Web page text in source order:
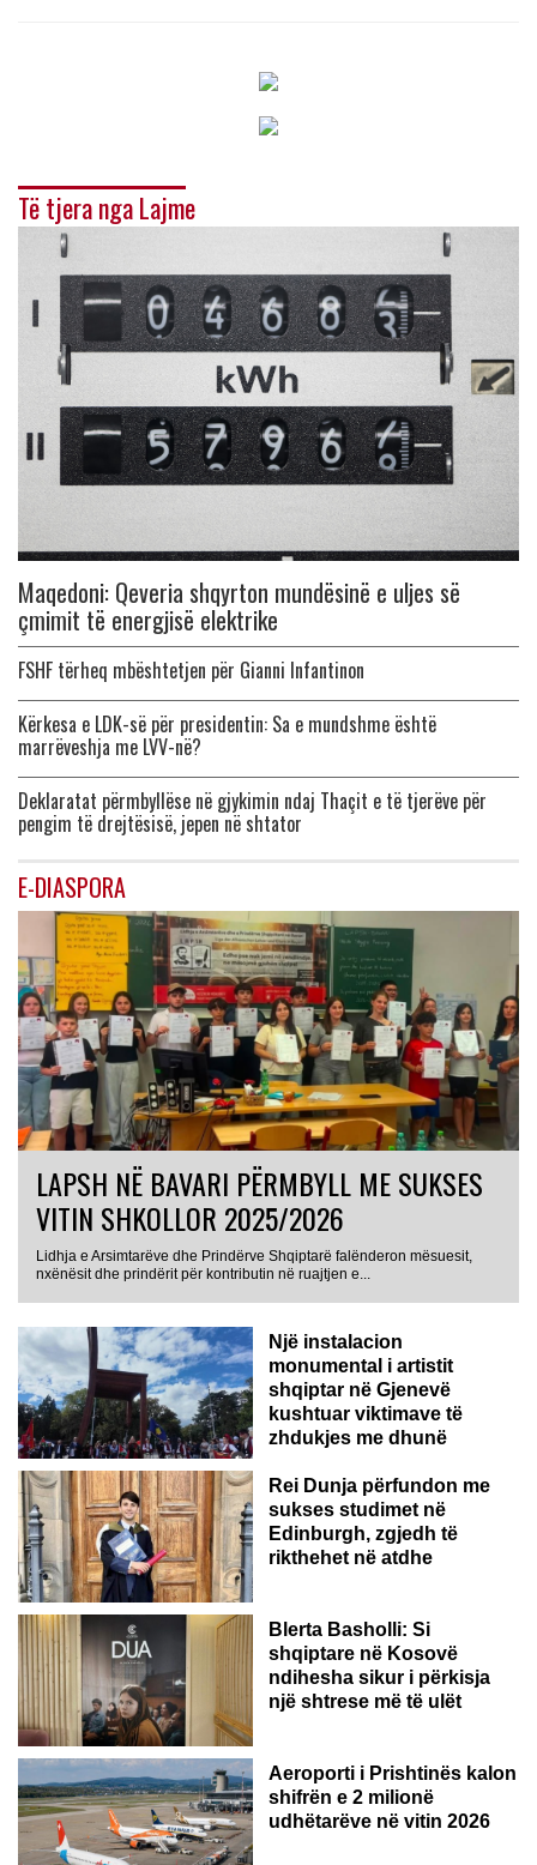
Të tjera nga Lajme
Maqedoni: Qeveria shqyrton mundësinë e uljes së
çmimit të energjisë elektrike
FSHF tërheq mbështetjen për Gianni Infantinon
Kërkesa e LDK-së për presidentin: Sa e mundshme është
marrëveshja me LVV-në?
Deklaratat përmbyllëse në gjykimin ndaj Thaçit e të tjerëve për
pengim të drejtësisë, jepen në shtator
E-DIASPORA
LAPSH NË BAVARI PËRMBYLL ME SUKSES
VITIN SHKOLLOR 2025/2026
Lidhja e Arsimtarëve dhe Prindërve Shqiptarë falënderon mësuesit,
nxënësit dhe prindërit për kontributin në ruajtjen e...
Një instalacion
monumental i artistit
shqiptar në Gjenevë
kushtuar viktimave të
zhdukjes me dhunë
Rei Dunja përfundon me
sukses studimet në
Edinburgh, zgjedh të
rikthehet në atdhe
Blerta Basholli: Si
shqiptare në Kosovë
ndihesha sikur i përkisja
një shtrese më të ulët
Aeroporti i Prishtinës kalon
shifrën e 2 milionë
udhëtarëve në vitin 2026